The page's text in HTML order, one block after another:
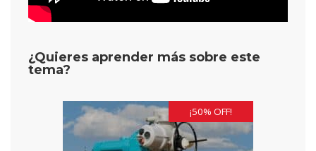
¿Quieres aprender más sobre este
tema?
¡50% OFF!